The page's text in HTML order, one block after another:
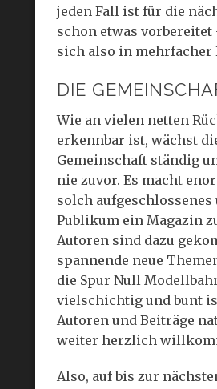
jeden Fall ist für die
schon etwas
sich also in mehrfacher
DIE
Wie an vielen netten
erkennbar ist, wächst
Gemeinschaft ständig
nie zuvor. Es macht
solch
Publikum ein Magazin
Autoren sind dazu
spannende neue
die Spur Null
vielschichtig und bunt
Autoren und Beiträge
weiter herzlich
Also, auf bis zur